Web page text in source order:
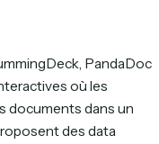
PandaDoc
où les
documents dans un
des data